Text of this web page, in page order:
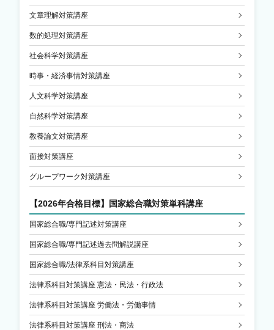
文章理解対策講座
数的処理対策講座
社会科学対策講座
時事・経済事情対策講座
人文科学対策講座
自然科学対策講座
教養論文対策講座
面接対策講座
グループワーク対策講座
【2026年合格目標】国家総合職対策単科講座
国家総合職/専門記述対策講座
国家総合職/専門記述過去問解説講座
国家総合職/法律系科目対策講座
法律系科目対策講座 憲法・民法・行政法
法律系科目対策講座 労働法・労働事情
法律系科目対策講座 刑法・商法